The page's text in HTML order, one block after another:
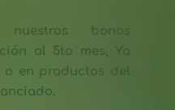
nuestros bonos
al 5to mes, Ya
o en productos del